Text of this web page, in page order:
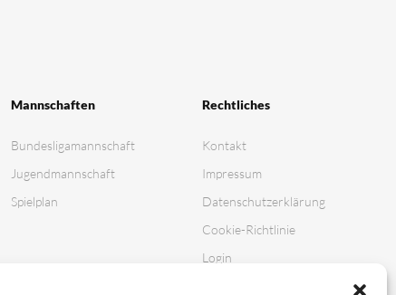
Mannschaften
Bundesligamannschaft
Jugendmannschaft
Spielplan
Rechtliches
Kontakt
Impressum
Datenschutz­erklärung
Cookie-Richtlinie
Login